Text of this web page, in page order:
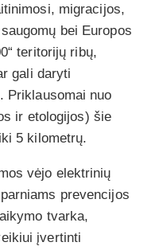
migracijos,
bei Europos
teritorijų ribų,
gali daryti
Priklausomai nuo
ir etologijos) šie
5 kilometrų.
vėjo elektrinių
prevencijos
tvarka,
įvertinti